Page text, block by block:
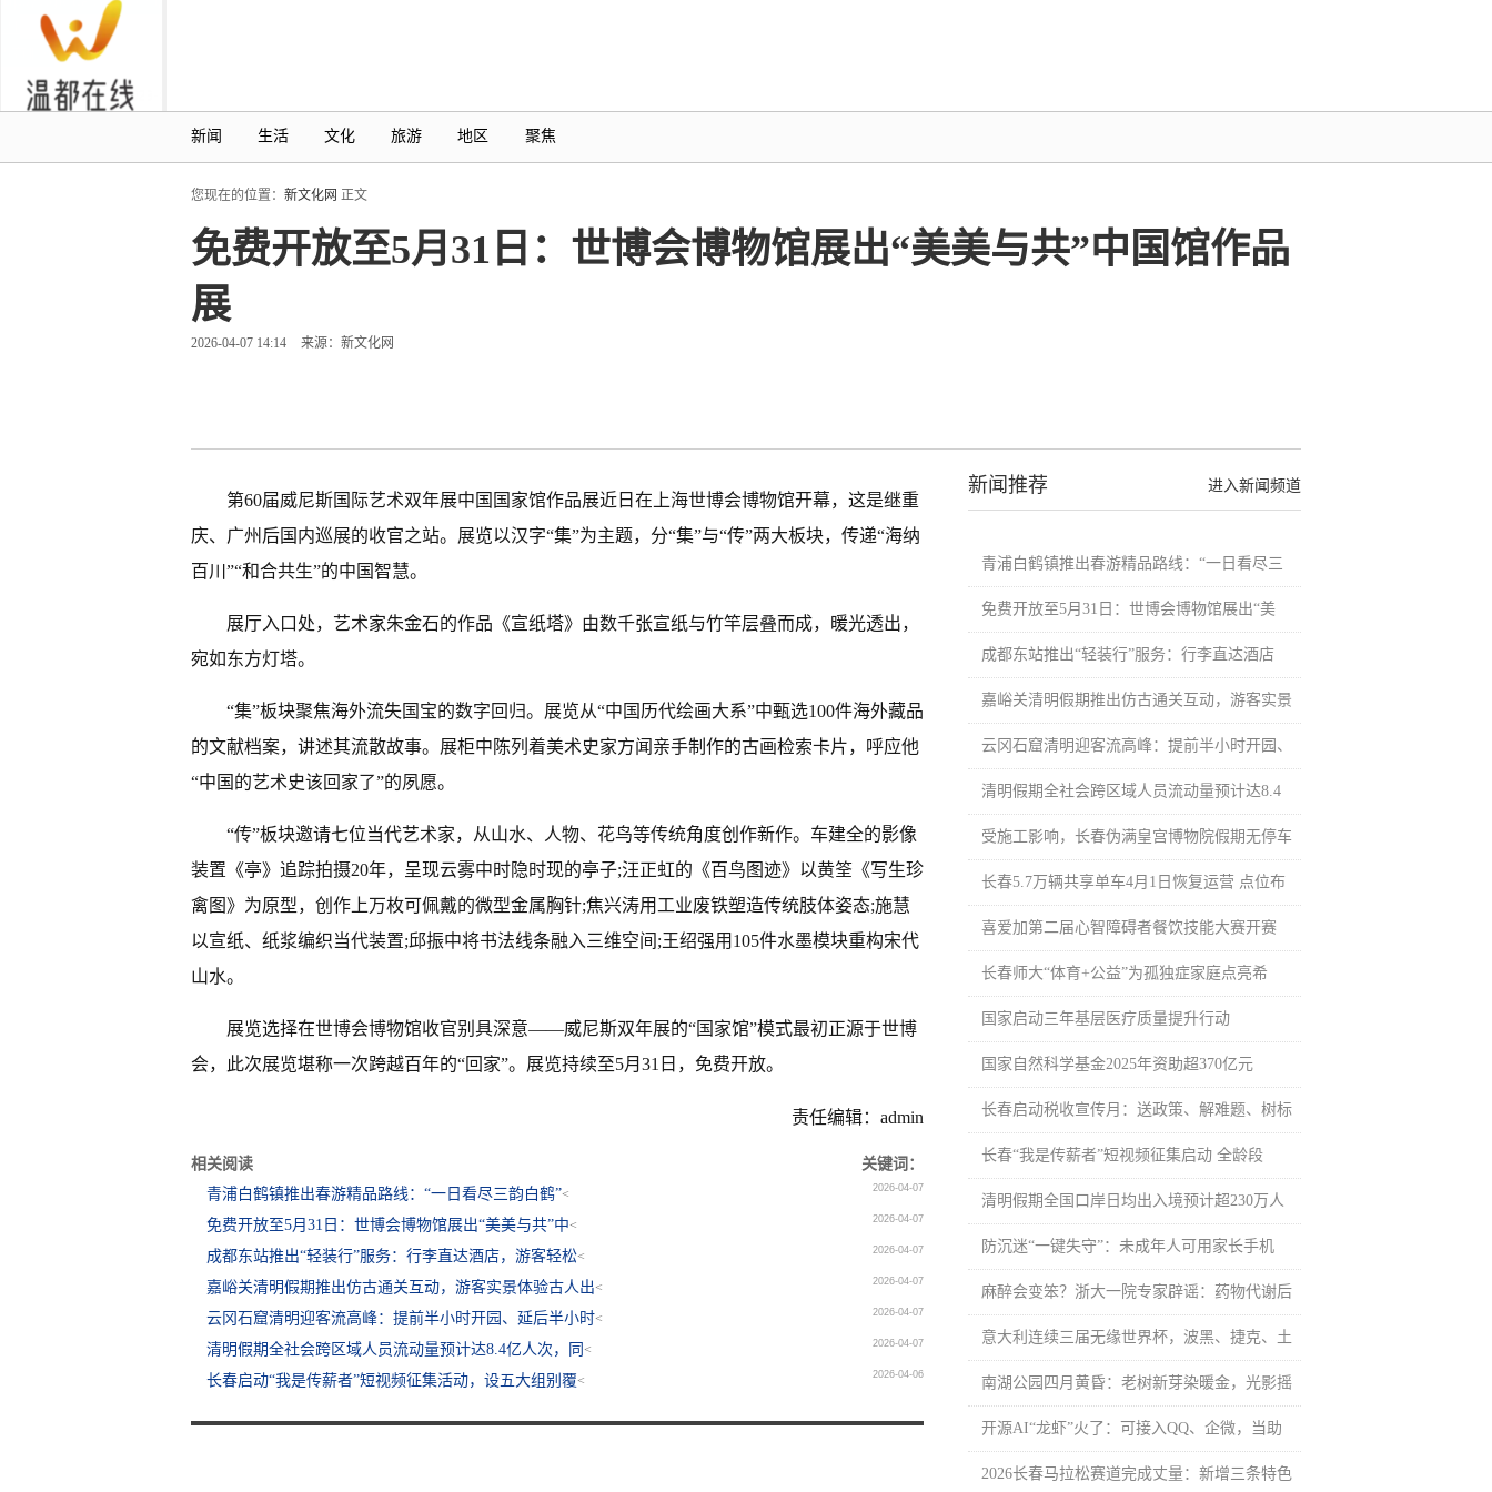
新闻 生活 文化 旅游 地区 聚焦
您现在的位置： 新文化网 正文
免费开放至5月31日：世博会博物馆展出“美美与共”中国馆作品
展
2026-04-07 14:14 来源：新文化网
第60届威尼斯国际艺术双年展中国国家馆作品展近日在上海世博会博物馆开幕，这是继重
庆、广州后国内巡展的收官之站。展览以汉字“集”为主题，分“集”与“传”两大板块，传递“海纳
百川”“和合共生”的中国智慧。
展厅入口处，艺术家朱金石的作品《宣纸塔》由数千张宣纸与竹竿层叠而成，暖光透出，
宛如东方灯塔。
“集”板块聚焦海外流失国宝的数字回归。展览从“中国历代绘画大系”中甄选100件海外藏品
的文献档案，讲述其流散故事。展柜中陈列着美术史家方闻亲手制作的古画检索卡片，呼应他
“中国的艺术史该回家了”的夙愿。
“传”板块邀请七位当代艺术家，从山水、人物、花鸟等传统角度创作新作。车建全的影像
装置《亭》追踪拍摄20年，呈现云雾中时隐时现的亭子;汪正虹的《百鸟图迹》以黄筌《写生珍
禽图》为原型，创作上万枚可佩戴的微型金属胸针;焦兴涛用工业废铁塑造传统肢体姿态;施慧
以宣纸、纸浆编织当代装置;邱振中将书法线条融入三维空间;王绍强用105件水墨模块重构宋代
山水。
展览选择在世博会博物馆收官别具深意——威尼斯双年展的“国家馆”模式最初正源于世博
会，此次展览堪称一次跨越百年的“回家”。展览持续至5月31日，免费开放。
责任编辑：admin
相关阅读
关键词：
青浦白鹤镇推出春游精品路线：“一日看尽三韵白鹤”< 2026-04-07
免费开放至5月31日：世博会博物馆展出“美美与共”中< 2026-04-07
成都东站推出“轻装行”服务：行李直达酒店，游客轻松< 2026-04-07
嘉峪关清明假期推出仿古通关互动，游客实景体验古人出< 2026-04-07
云冈石窟清明迎客流高峰：提前半小时开园、延后半小时< 2026-04-07
清明假期全社会跨区域人员流动量预计达8.4亿人次，同 < 2026-04-07
长春启动“我是传薪者”短视频征集活动，设五大组别覆< 2026-04-06
进入新闻频道
新闻推荐
青浦白鹤镇推出春游精品路线：“一日看尽三
免费开放至5月31日：世博会博物馆展出“美
成都东站推出“轻装行”服务：行李直达酒店
嘉峪关清明假期推出仿古通关互动，游客实景
云冈石窟清明迎客流高峰：提前半小时开园、
清明假期全社会跨区域人员流动量预计达8.4
受施工影响，长春伪满皇宫博物院假期无停车
长春5.7万辆共享单车4月1日恢复运营 点位布
喜爱加第二届心智障碍者餐饮技能大赛开赛
长春师大“体育+公益”为孤独症家庭点亮希
国家启动三年基层医疗质量提升行动
国家自然科学基金2025年资助超370亿元
长春启动税收宣传月：送政策、解难题、树标
长春“我是传薪者”短视频征集启动 全龄段
清明假期全国口岸日均出入境预计超230万人
防沉迷“一键失守”：未成年人可用家长手机
麻醉会变笨？浙大一院专家辟谣：药物代谢后
意大利连续三届无缘世界杯，波黑、捷克、土
南湖公园四月黄昏：老树新芽染暖金，光影摇
开源AI“龙虾”火了：可接入QQ、企微，当助
2026长春马拉松赛道完成丈量：新增三条特色